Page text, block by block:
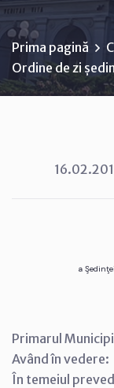
Prima pagină
Ordine de zi
a
Primarul
Având în vedere:
În temeiul